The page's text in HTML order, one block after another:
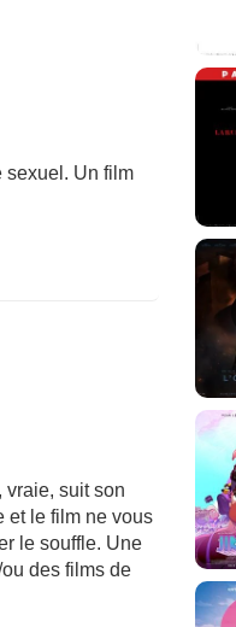
sexuel. Un film
vraie, suit son
et le film ne vous
le souffle. Une
des films de